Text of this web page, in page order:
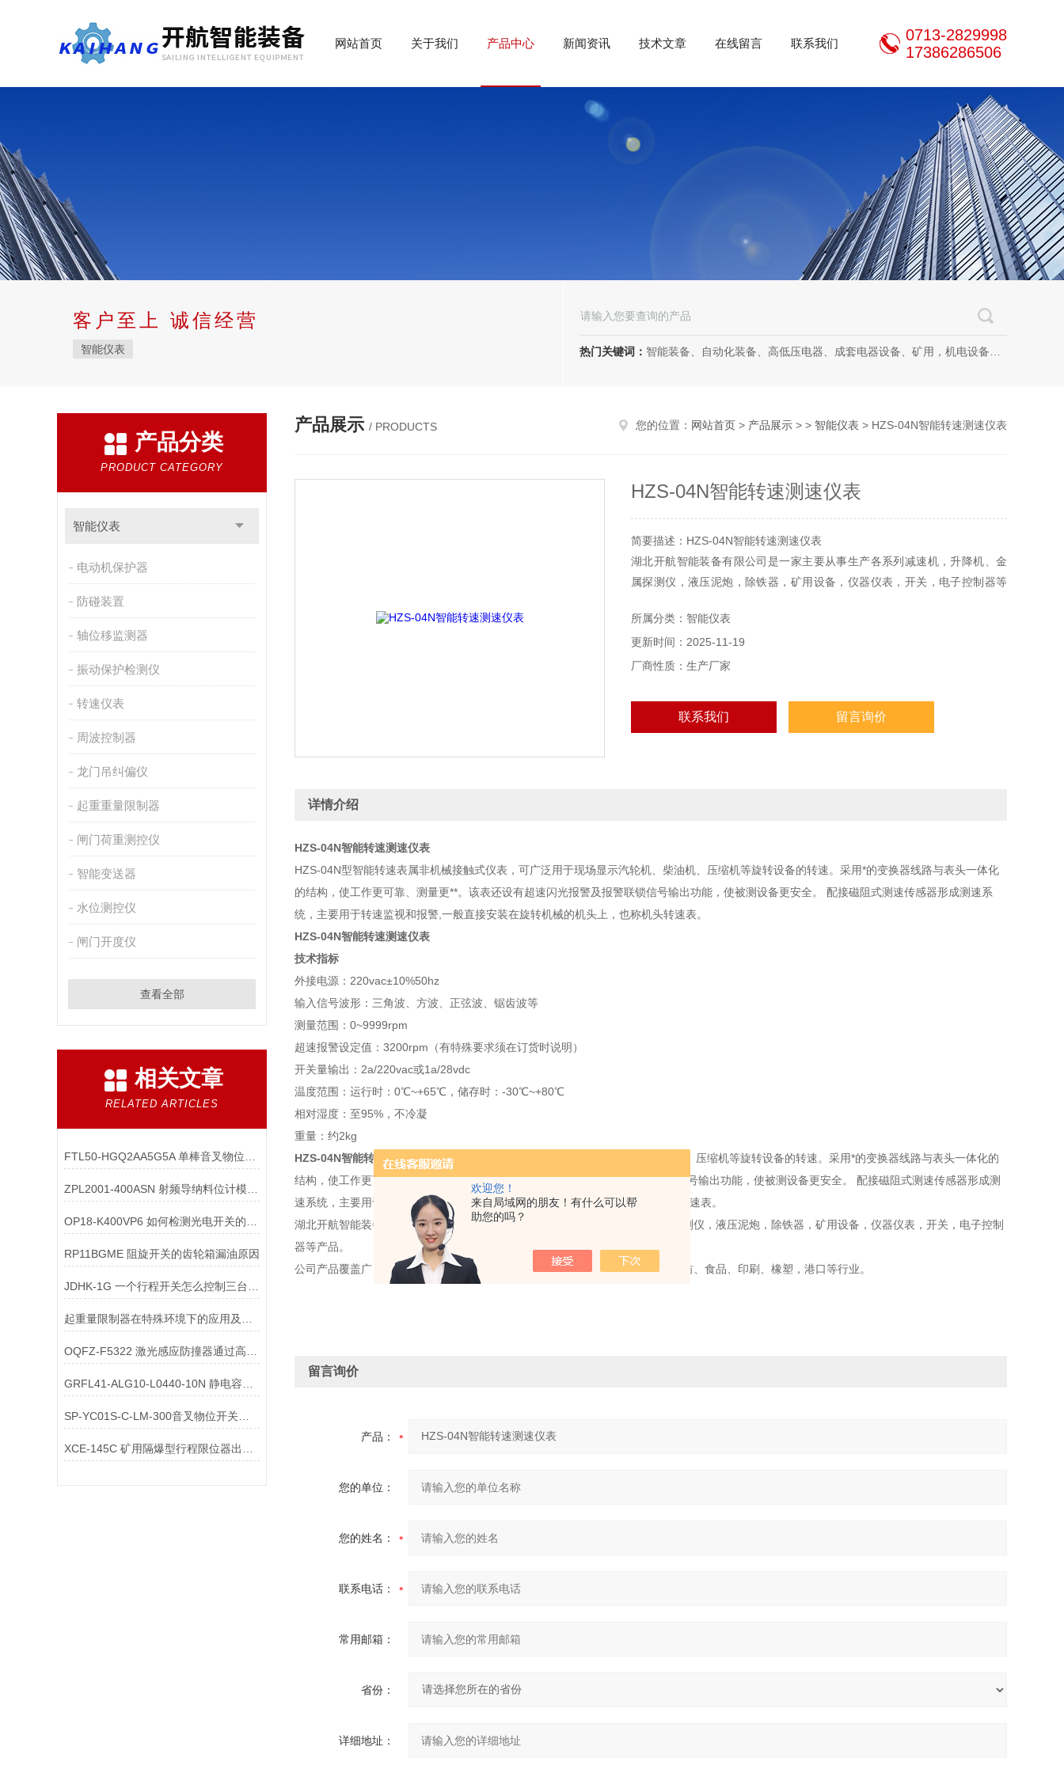
欢迎您！
来自局域网的朋友！有什么可以帮
助您的吗？
网站首页 关于我们 产品中心 新闻资讯 技术文章 在线留言 联系我们
0713-2829998
17386286506
客户至上 诚信经营
智能仪表 热门关键词： 智能装备、自动化装备、高低压电器、成套电器设备、矿用，机电设备、机电设备及其配件、传动设备、减速机、电动机、传感器、气动液压元件、电器及其配件、电缆线、照明器材、，电器设计、研发、制造、加工、销售、租凭、维修、安装、调试。
产品分类
PRODUCT CATEGORY
智能仪表
电动机保护器
防碰装置
轴位移监测器
振动保护检测仪
转速仪表
周波控制器
龙门吊纠偏仪
起重重量限制器
闸门荷重测控仪
智能变送器
水位测控仪
闸门开度仪
查看全部
相关文章
RELATED ARTICLES
ZPL2001-400ASN 射频导纳料位计模块设计需要考虑哪些环境因素
RP11BGME 阻旋开关的齿轮箱漏油原因
产品展示 / PRODUCTS 您的位置： 网站首页 > 产品展示 > > 智能仪表 > HZS-04N智能转速测速仪表
HZS-04N智能转速测速仪表
简要描述：HZS-04N智能转速测速仪表
湖北开航智能装备有限公司是一家主要从事生产各系列减速机，升降机、金
属探测仪，液压泥炮，除铁器，矿用设备，仪器仪表，开关，电子控制器等
公司产品覆盖广，主要应用于冶金、矿山、起重、建筑、运输、化工、电
力、轻纺、食品、印刷、橡塑，港口等行业。
所属分类：智能仪表
更新时间：2025-11-19
厂商性质：生产厂家
联系我们 留言询价
详情介绍
HZS-04N智能转速测速仪表
HZS-04N型智能转速表属非机械接触式仪表，可广泛用于现场显示汽轮机、柴油机、压缩机等旋转设备的转速。采用*的变换器线路与表头一体化
的结构，使工作更可靠、测量更**。该表还设有超速闪光报警及报警联锁信号输出功能，使被测设备更安全。 配接磁阻式测速传感器形成测速系
统，主要用于转速监视和报警,一般直接安装在旋转机械的机头上，也称机头转速表。
HZS-04N智能转速测速仪表
技术指标
外接电源：220vac±10%50hz
输入信号波形：三角波、方波、正弦波、锯齿波等
测量范围：0~9999rpm
超速报警设定值：3200rpm（有特殊要求须在订货时说明）
开关量输出：2a/220vac或1a/28vdc
温度范围：运行时：0℃~+65℃，储存时：-30℃~+80℃
相对湿度：至95%，不冷凝
重量：约2kg
HZS-04N智能转速表属非机械接触式仪表，可广泛用于现场显示汽轮机、柴油机、压缩机等旋转设备的转速。采用*的变换器线路与表头一体化的
结构，使工作更可靠、测量更**。智能转速表该表还设有超速闪光报*及报*联锁信号输出功能，使被测设备更安全。 配接磁阻式测速传感器形成测
速系统，主要用于转速监视和报*,一般直接安装在旋转机械的机头上，也称机头转速表。
湖北开航智能装备有限公司是一家主要从事生产各系列减速机，升降机、金属探测仪，液压泥炮，除铁器，矿用设备，仪器仪表，开关，电子控制
器等产品。
公司产品覆盖广，主要应用于冶金、矿山、起重、建筑、运输、化工、电力、轻纺、食品、印刷、橡塑，港口等行业。
留言询价
产品：
您的单位：
您的姓名：
联系电话：
常用邮箱：
省份：
详细地址：